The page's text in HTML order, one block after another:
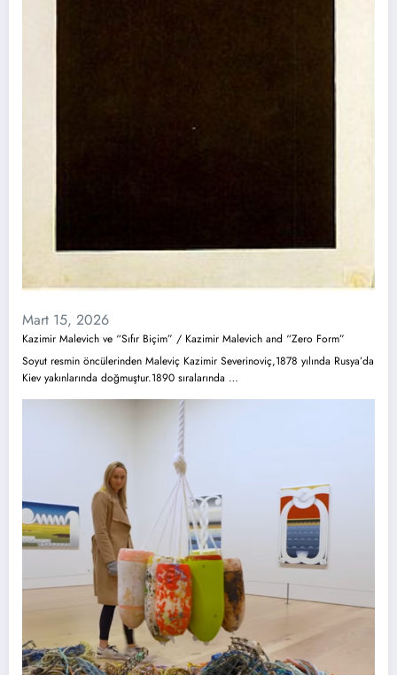
Mart 15, 2026
Kazimir Malevich ve “Sıfır Biçim” / Kazimir Malevich and “Zero Form”
Soyut resmin öncülerinden Maleviç Kazimir Severinoviç,1878 yılında Rusya’da
Kiev yakınlarında doğmuştur.1890 sıralarında …